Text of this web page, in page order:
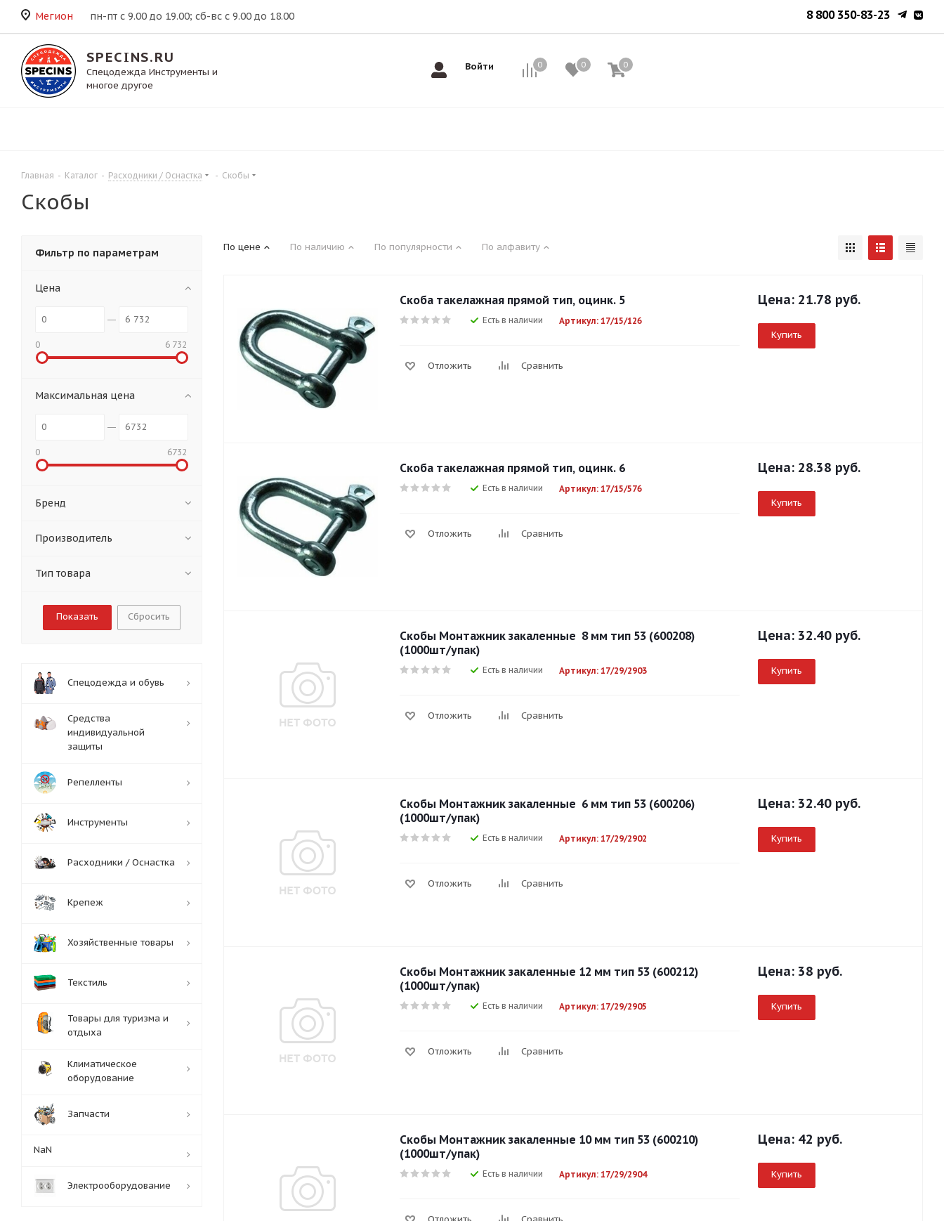
Мегион пн-пт с 9.00 до 19.00; сб-вс с 9.00 до 18.00 8 800 350-83-23
SPECINS.RU
Спецодежда Инструменты и
многое другое
Войти 0 0 0
0
Главная - Каталог - Расходники / Оснастка - Скобы
Скобы
По цене По наличию По популярности По алфавиту
Скоба такелажная прямой тип, оцинк. 5
Есть в наличии Артикул: 17/15/126
Отложить Сравнить
Цена: 21.78 руб.
Купить
Скоба такелажная прямой тип, оцинк. 6
Есть в наличии Артикул: 17/15/576
Отложить Сравнить
Цена: 28.38 руб.
Купить
Скобы Mонтажник закаленные 8 мм тип 53 (600208)
(1000шт/упак)
Есть в наличии Артикул: 17/29/2903
Отложить Сравнить
Цена: 32.40 руб.
Купить
Скобы Mонтажник закаленные 6 мм тип 53 (600206)
(1000шт/упак)
Есть в наличии Артикул: 17/29/2902
Отложить Сравнить
Цена: 32.40 руб.
Купить
Скобы Mонтажник закаленные 12 мм тип 53 (600212)
(1000шт/упак)
Есть в наличии Артикул: 17/29/2905
Отложить Сравнить
Цена: 38 руб.
Купить
Скобы Mонтажник закаленные 10 мм тип 53 (600210)
(1000шт/упак)
Есть в наличии Артикул: 17/29/2904
Цена: 42 руб.
Купить
Фильтр по параметрам
Цена
0 6 732
Максимальная цена
0 6732
Бренд
Производитель
Тип товара
Сбросить
Спецодежда и обувь
Средства
индивидуальной
защиты
Репелленты
Инструменты
Расходники / Оснастка
Крепеж
Хозяйственные товары
Текстиль
Товары для туризма и
отдыха
Климатическое
оборудование
Запчасти
NaN
Электрооборудование